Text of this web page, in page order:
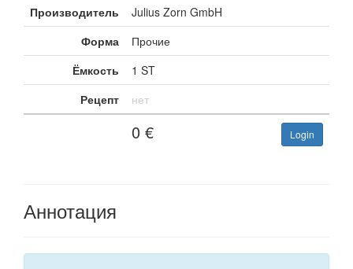
Производитель
Julius Zorn GmbH
Форма
Прочие
Ёмкость
1 ST
Рецепт
нет
0 € Login
Аннотация